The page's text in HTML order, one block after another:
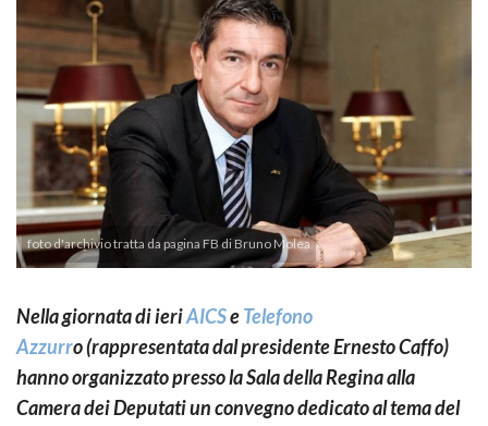
foto d'archivio tratta da pagina FB di Bruno Molea
Nella giornata di ieriAICSeTelefono
Azzurro (rappresentata dal presidente Ernesto Caffo)
hanno organizzato presso la Sala della Regina alla
Camera dei Deputati un convegno dedicato al tema del